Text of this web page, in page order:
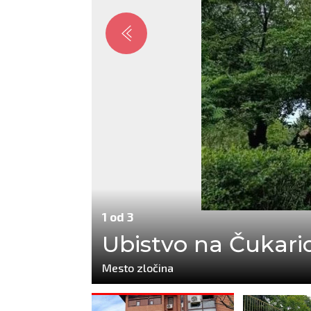
1 od 3
Ubistvo na
Mesto zločina